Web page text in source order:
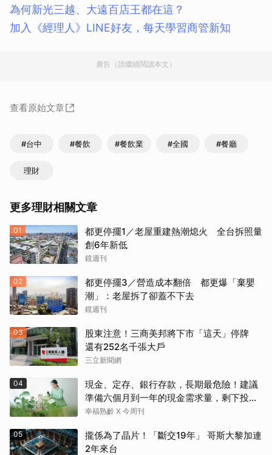
為何新光三越、大遠百店王都在這？
加入《經理人》LINE好友，每天學習商管新知
廣告（請繼續閱讀本文）
查看原始文章
#台中 #餐飲 #餐飲業 #全國 #餐廳
理財
更多理財相關文章
01
都更停擺1／老屋重建熱潮熄火 全台拆照量
創6年新低
鏡週刊
02
都更停擺3／營造成本翻倍 都更爆「棄嬰
潮」：老屋拆了卻蓋不下去
鏡週刊
03
股東注意！三商美邦將下市「這天」停牌
還有252名千張大戶
三立新聞網
04
現金、定存、銀行存款，長期最危險！建議
準備六個月到一年的現金需求量，剩下投資
這2個
幸福熟齡 X 今周刊
05
攏係為了晶片！「斷交19年」 哥斯大黎加連
2年來台